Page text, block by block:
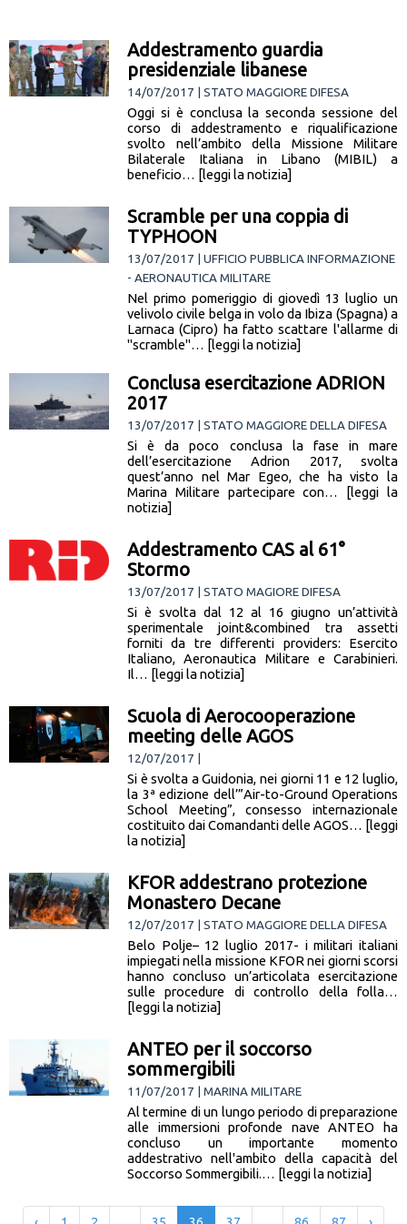
Addestramento guardia
presidenziale libanese
14/07/2017 | STATO MAGGIORE DIFESA
Oggi si è conclusa la seconda sessione del
corso di addestramento e riqualificazione
svolto nell’ambito della Missione Militare
Bilaterale Italiana in Libano (MIBIL) a
beneficio… [leggi la notizia]
Scramble per una coppia di
TYPHOON
13/07/2017 | UFFICIO PUBBLICA INFORMAZIONE
- AERONAUTICA MILITARE
Nel primo pomeriggio di giovedì 13 luglio un
velivolo civile belga in volo da Ibiza (Spagna) a
Larnaca (Cipro) ha fatto scattare l'allarme di
"scramble"… [leggi la notizia]
Conclusa esercitazione ADRION
2017
13/07/2017 | STATO MAGGIORE DELLA DIFESA
Si è da poco conclusa la fase in mare
dell’esercitazione Adrion 2017, svolta
quest’anno nel Mar Egeo, che ha visto la
Marina Militare partecipare con… [leggi la
notizia]
Addestramento CAS al 61°
Stormo
13/07/2017 | STATO MAGIORE DIFESA
Si è svolta dal 12 al 16 giugno un’attività
sperimentale joint&combined tra assetti
forniti da tre differenti providers: Esercito
Italiano, Aeronautica Militare e Carabinieri.
Il… [leggi la notizia]
Scuola di Aerocooperazione
meeting delle AGOS
12/07/2017 |
Si è svolta a Guidonia, nei giorni 11 e 12 luglio,
la 3ª edizione dell’”Air-to-Ground Operations
School Meeting”, consesso internazionale
costituito dai Comandanti delle AGOS… [leggi
la notizia]
KFOR addestrano protezione
Monastero Decane
12/07/2017 | STATO MAGGIORE DELLA DIFESA
Belo Polje– 12 luglio 2017- i militari italiani
impiegati nella missione KFOR nei giorni scorsi
hanno concluso un’articolata esercitazione
sulle procedure di controllo della folla…
[leggi la notizia]
ANTEO per il soccorso
sommergibili
11/07/2017 | MARINA MILITARE
Al termine di un lungo periodo di preparazione
alle immersioni profonde nave ANTEO ha
concluso un importante momento
addestrativo nell'ambito della capacità del
Soccorso Sommergibili.… [leggi la notizia]